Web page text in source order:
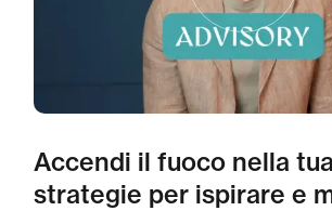
Accendi il fuoco nella
strategie per ispirare e